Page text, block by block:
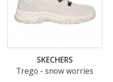
SKECHERS
Trego - snow worries